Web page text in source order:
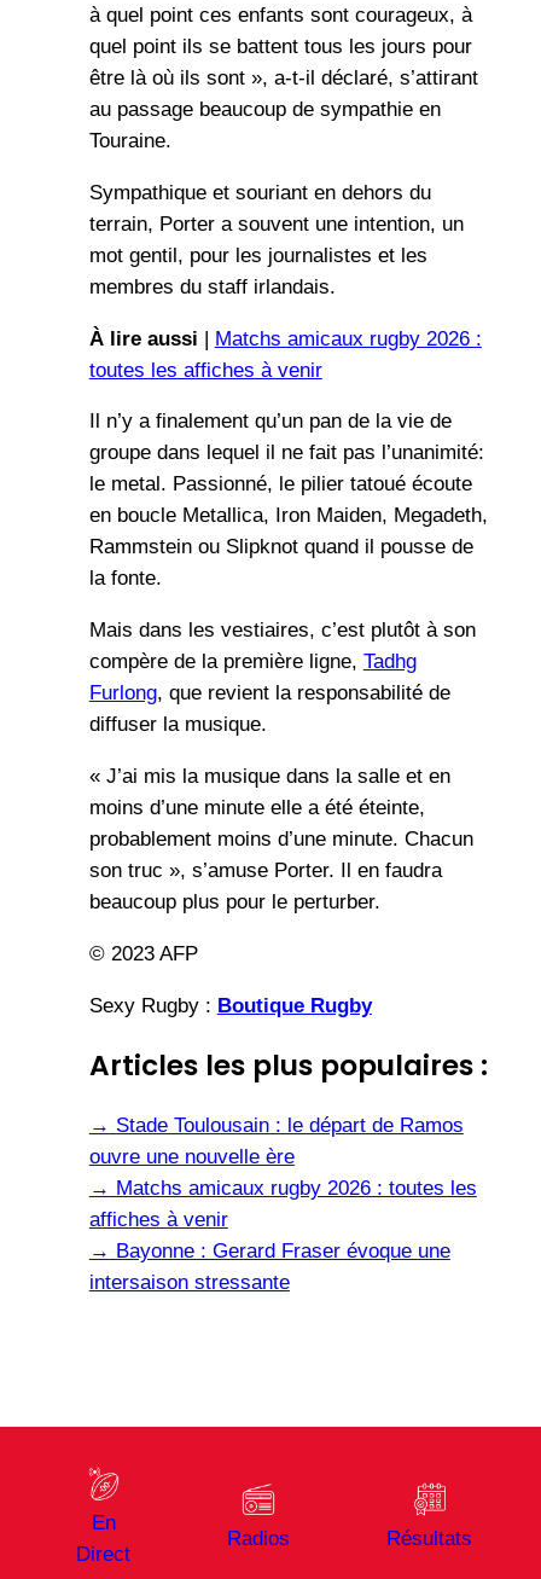
à quel point ces enfants sont courageux, à
quel point ils se battent tous les jours pour
être là où ils sont », a-t-il déclaré, s’attirant
au passage beaucoup de sympathie en
Touraine.
Sympathique et souriant en dehors du
terrain, Porter a souvent une intention, un
mot gentil, pour les journalistes et les
membres du staff irlandais.
À lire aussi | Matchs amicaux rugby 2026 :
toutes les affiches à venir
Il n’y a finalement qu’un pan de la vie de
groupe dans lequel il ne fait pas l’unanimité:
le metal. Passionné, le pilier tatoué écoute
en boucle Metallica, Iron Maiden, Megadeth,
Rammstein ou Slipknot quand il pousse de
la fonte.
Mais dans les vestiaires, c’est plutôt à son
compère de la première ligne, Tadhg
Furlong, que revient la responsabilité de
diffuser la musique.
« J’ai mis la musique dans la salle et en
moins d’une minute elle a été éteinte,
probablement moins d’une minute. Chacun
son truc », s’amuse Porter. Il en faudra
beaucoup plus pour le perturber.
© 2023 AFP
Sexy Rugby : Boutique Rugby
Articles les plus populaires :
→ Stade Toulousain : le départ de Ramos
ouvre une nouvelle ère
→ Matchs amicaux rugby 2026 : toutes les
affiches à venir
→ Bayonne : Gerard Fraser évoque une
intersaison stressante
En
Direct
Radios Résultats